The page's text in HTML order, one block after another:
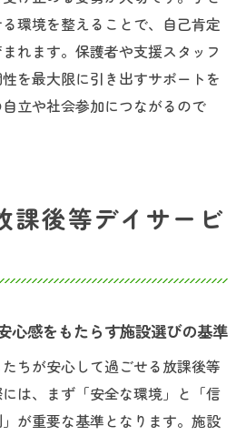
環境を整えることで、自己肯定
れます。保護者や支援スタッフ
を最大限に引き出すサポートを
立や社会参加につながるので
課後等デイサービ
心感をもたらす施設選びの基準
ちが安心して過ごせる放課後等
は、まず「安全な環境」と「信
が重要な基準となります。施設